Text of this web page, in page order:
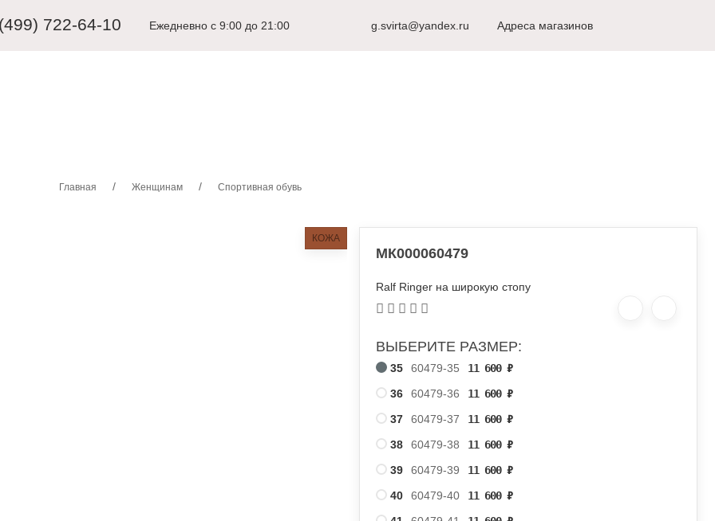
722-64-10 Ежедневно с 9:00 до 21:00 г. Видное 8 (498) 917-53-51
g.svirta@yandex.ru Адреса магазинов
Главная Женщинам Спортивная обувь
КОЖА
МК000060479
Ralf Ringer на широкую стопу
ВЫБЕРИТЕ РАЗМЕР:
35 60479-35 11 600₽
36
60479-36 11 600₽
37
60479-37 11 600₽
38
60479-38 11 600₽
39
60479-39 11 600₽
40
60479-40 11 600₽